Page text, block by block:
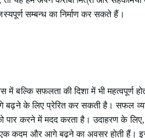
सम्बन्ध का निर्माण कर सकते हैं।
में बल्कि सफलता की दिशा में भी महत्वपूर्ण
बढ़ने के लिए प्रेरित कर सकती है। सफल
पार करने में मदद करता है। उदाहरण के लिए,
एक कदम और आगे बढ़ने का अवसर होती हैं।